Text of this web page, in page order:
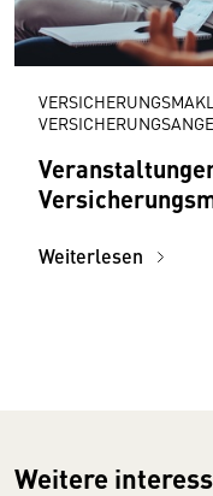
Weiterlesen
Weitere